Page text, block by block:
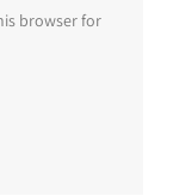
browser for